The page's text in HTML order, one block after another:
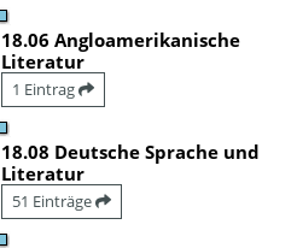
18.06 Angloamerikanische
Literatur
1 Eintrag
18.08 Deutsche Sprache und
Literatur
51 Einträge